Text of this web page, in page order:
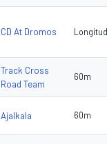
CD At Dromos Longitud
Track Cross
Road Team
60m
Ajalkala 60m